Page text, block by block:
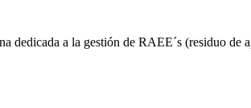
a la gestión de RAEE´s (residuo de